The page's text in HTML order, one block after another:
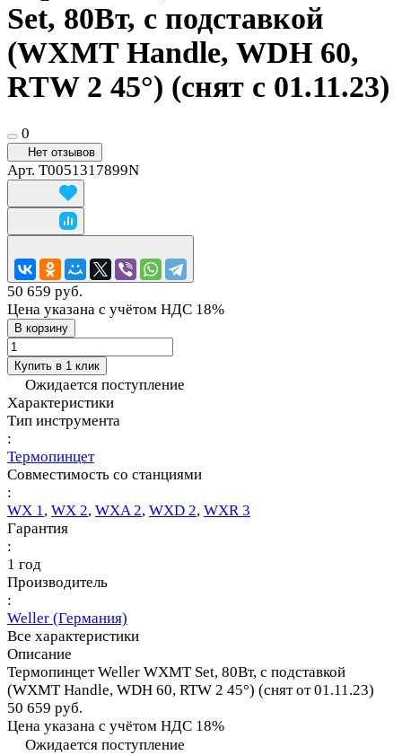
Set, 80Вт, с подставкой
(WXMT Handle, WDH 60,
RTW 2 45°) (снят c 01.11.23)
0
Нет отзывов
Арт. T0051317899N
50 659 руб.
Цена указана с учётом НДС 18%
В корзину
Купить в 1 клик
Ожидается поступление
Характеристики
Тип инструмента
:
Термопинцет
Совместимость со станциями
:
WX 1, WX 2, WXA 2, WXD 2, WXR 3
Гарантия
:
1 год
Производитель
:
Weller (Германия)
Все характеристики
Описание
Термопинцет Weller WXMT Set, 80Вт, с подставкой
(WXMT Handle, WDH 60, RTW 2 45°) (снят от 01.11.23)
50 659 руб.
Цена указана с учётом НДС 18%
Ожидается поступление